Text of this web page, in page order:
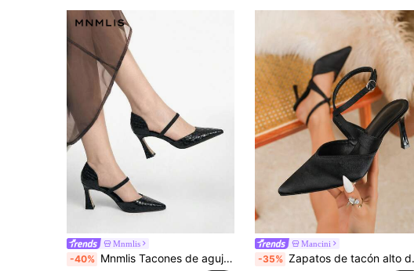
Mnmlis
-40% Mnmlis Tacones de aguja de estilo europeo y americano con punta puntiaguda y tejido, elegantes zapatos de tacón negros para oficina
Mancini
-35% Zapatos de tacón alto de satén negro para mujer, tacones de aguja elegantes con punta francesa retro, correa y hebilla, tacones versátiles y elegantes